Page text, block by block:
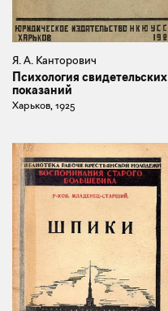
Я. А. Канторович
Психология свидетельских
показаний
Харьков, 1925